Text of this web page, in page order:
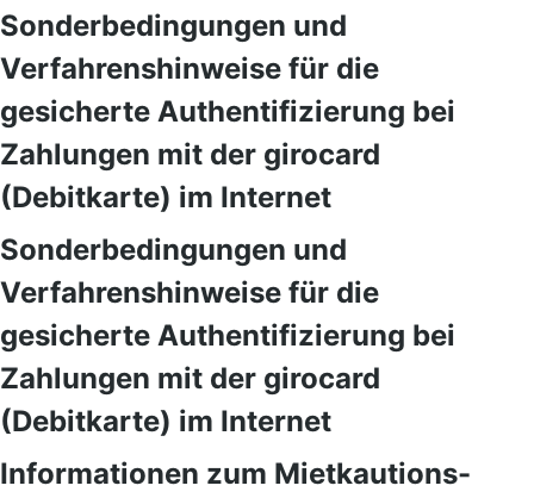
Sonderbedingungen und
Verfahrenshinweise für die
gesicherte Authentifizierung bei
Zahlungen mit der girocard
(Debitkarte) im Internet
Sonderbedingungen und
Verfahrenshinweise für die
gesicherte Authentifizierung bei
Zahlungen mit der girocard
(Debitkarte) im Internet
Informationen zum Mietkautions-